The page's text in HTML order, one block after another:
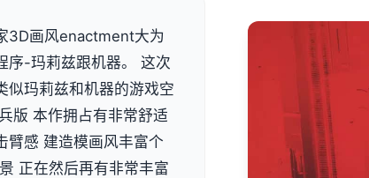
3D画风enactment大为
序-玛莉兹跟机器。 这次
玛莉兹和机器的游戏空
版 本作拥占有非常舒适
臂感 建造模画风丰富个
正在然后再有非常丰富